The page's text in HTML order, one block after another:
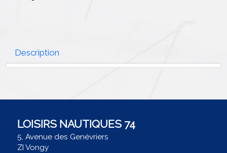
Description
LOISIRS NAUTIQUES 74
5, Avenue des Genévriers
ZI Vongy